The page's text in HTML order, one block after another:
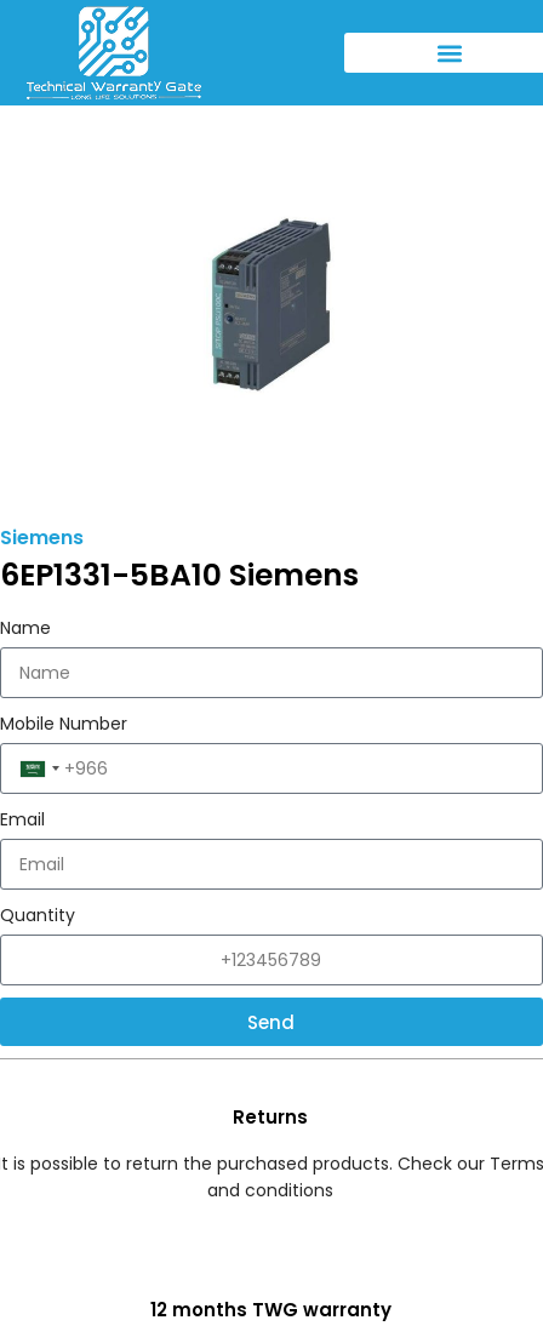
Siemens
6EP1331-5BA10 Siemens
Name
Mobile Number
Saudi
Arabia
+966
Email
Quantity
Send
Returns
is possible to return the purchased products. Check our Terms
and conditions
12 months TWG warranty